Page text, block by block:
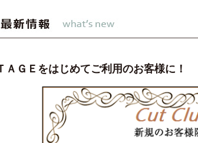
ＡＧＥをはじめてご利用のお客様に！